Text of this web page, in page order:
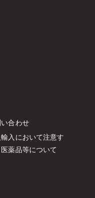
合わせ
入において注意す
医薬品等について